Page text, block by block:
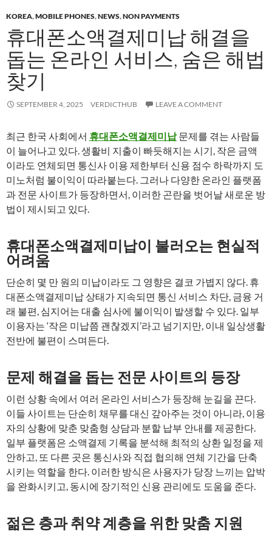
KOREA,MOBILE PHONES,NEWS,NON PAYMENTS
휴대폰소액결제미납 해결을
돕는 온라인 서비스, 숨은 해법
찾기
SEPTEMBER 4, 2025 VERDICTHUB LEAVE A COMMENT
최근 한국 사회에서 휴대폰소액결제미납문제를 겪는 사람들
이 늘어나고 있다. 생활비 지출이 빠듯해지는 시기, 작은 금액
이라도 연체되면 통신사 이용 제한부터 신용 점수 하락까지 도
미노처럼 불이익이 따라붙는다. 그러나 다양한 온라인 플랫폼
과 전문 사이트가 등장하면서, 이러한 곤란을 벗어날 새로운 방
법이 제시되고 있다.
휴대폰소액결제미납이 불러오는 현실적
어려움
단순히 몇 만 원의 미납이라도 그 영향은 결코 가볍지 않다. 휴
대폰소액결제미납 상태가 지속되면 통신 서비스 차단, 금융 거
래 불편, 심지어는 대출 심사에 불이익이 발생할 수 있다. 일부
이용자는 ‘작은 미납쯤 괜찮겠지’라고 넘기지만, 이내 일상생활
전반에 불편이 스며든다.
문제 해결을 돕는 전문 사이트의 등장
이런 상황 속에서 여러 온라인 서비스가 등장해 눈길을 끈다.
이들 사이트는 단순히 채무를 대신 갚아주는 것이 아니라, 이용
자의 상황에 맞춘 맞춤형 상담과 분할 납부 안내를 제공한다.
일부 플랫폼은 소액결제 기록을 분석해 최적의 상환 일정을 제
안하고, 또 다른 곳은 통신사와 직접 협의해 연체 기간을 단축
시키는 역할을 한다. 이러한 방식은 사용자가 당장 느끼는 압박
을 완화시키고, 동시에 장기적인 신용 관리에도 도움을 준다.
젊은 층과 취약 계층을 위한 맞춤 지원